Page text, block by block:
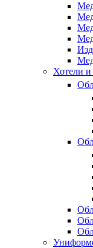
Хотели и